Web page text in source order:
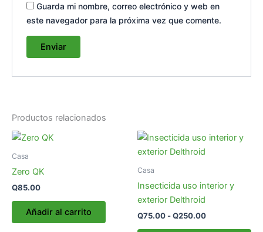
Guarda mi nombre, correo electrónico y web en
este navegador para la próxima vez que comente.
Productos relacionados
Casa
Zero QK
Q85.00
Añadir al carrito
Casa
Insecticida uso interior y
exterior Delthroid
Q75.00 -Q250.00
Rango
hasta